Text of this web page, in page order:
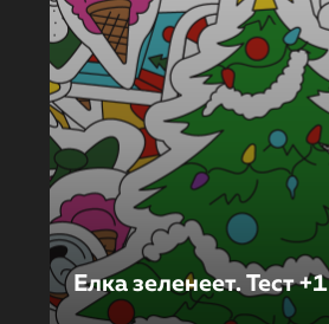
Елка зеленеет. Тест +1